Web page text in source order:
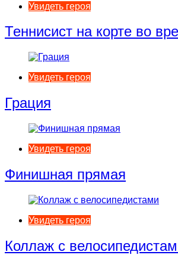
Увидеть героя
Теннисист на корте во
Увидеть героя
Грация
Увидеть героя
Финишная прямая
Увидеть героя
Коллаж с